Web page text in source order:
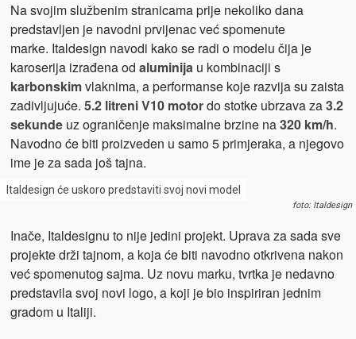
Na svojim službenim stranicama prije nekoliko dana
predstavljen je navodni prvijenac već spomenute
marke. Italdesign navodi kako se radi o modelu čija je
karoserija izrađena od aluminijau kombinaciji s
karbonskimvlaknima, a performanse koje razvija su zaista
zadivljujuće. 5.2 litreni V10 motordo stotke ubrzava za3.2
sekundeuz ograničenje maksimalne brzine na320 km/h.
Navodno će biti proizveden u samo 5 primjeraka, a njegovo
ime je za sada još tajna.
Italdesign će uskoro predstaviti svoj novi model
foto: Italdesign
Inače, Italdesignu to nije jedini projekt. Uprava za sada sve
projekte drži tajnom, a koja će biti navodno otkrivena nakon
već spomenutog sajma. Uz novu marku, tvrtka je nedavno
predstavila svoj novi logo, a koji je bio inspiriran jednim
gradom u Italiji.